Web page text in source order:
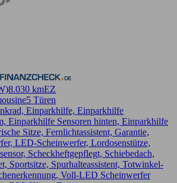
8.030 kmEZ
5 Türen
Einparkhilfe, Einparkhilfe
Einparkhilfe Sensoren hinten, Einparkhilfe
Sitze, Fernlichtassistent, Garantie,
LED-Scheinwerfer, Lordosenstütze,
Scheckheftgepflegt, Schiebedach,
Sportsitze, Spurhalteassistent, Totwinkel-
Voll-LED Scheinwerfer